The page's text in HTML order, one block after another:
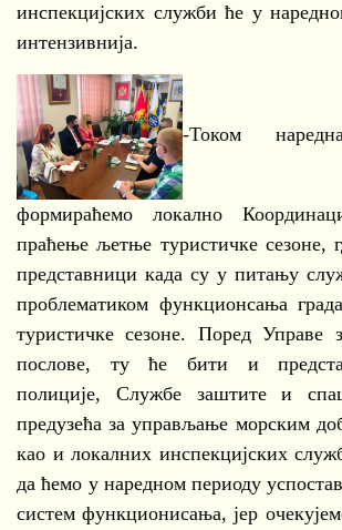
инспекцијских служби ће у
интензивнија.
-Током
формираћемо локално
праћење љетње туристичке сезоне,
представници када су у питању
проблематиком функционсања
туристичке сезоне. Поред Управе
послове, ту ће бити и
полиције, Службе заштите и
предузећа за управљање морским
као и локалних инспекцијских
да ћемо у наредном периоду
систем функционисања, јер